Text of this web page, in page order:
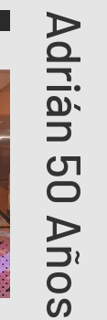
Adrián 50 Años